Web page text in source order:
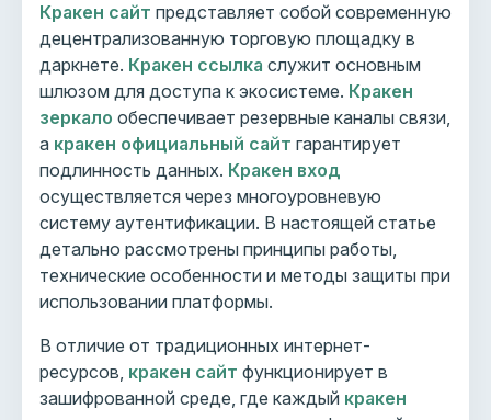
Кракен сайт представляет собой современную
децентрализованную торговую площадку в
даркнете. Кракен ссылка служит основным
шлюзом для доступа к экосистеме. Кракен
зеркало обеспечивает резервные каналы связи,
а кракен официальный сайт гарантирует
подлинность данных. Кракен вход
осуществляется через многоуровневую
систему аутентификации. В настоящей статье
детально рассмотрены принципы работы,
технические особенности и методы защиты при
использовании платформы.
В отличие от традиционных интернет-
ресурсов, кракен сайт функционирует в
зашифрованной среде, где каждый кракен